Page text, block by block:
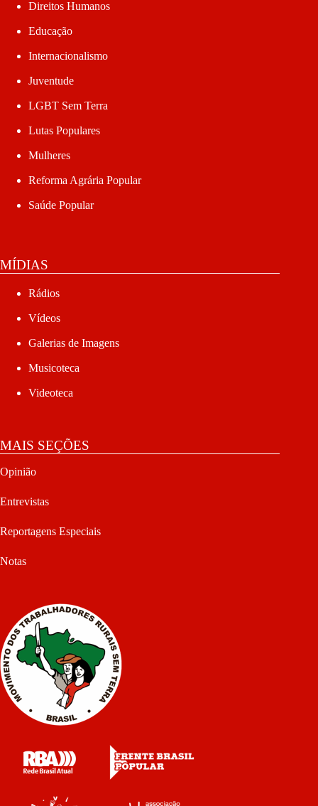
Direitos Humanos
Educação
Internacionalismo
Juventude
LGBT Sem Terra
Lutas Populares
Mulheres
Reforma Agrária Popular
Saúde Popular
MÍDIAS
Rádios
Vídeos
Galerias de Imagens
Musicoteca
Videoteca
MAIS SEÇÕES
Opinião
Entrevistas
Reportagens Especiais
Notas